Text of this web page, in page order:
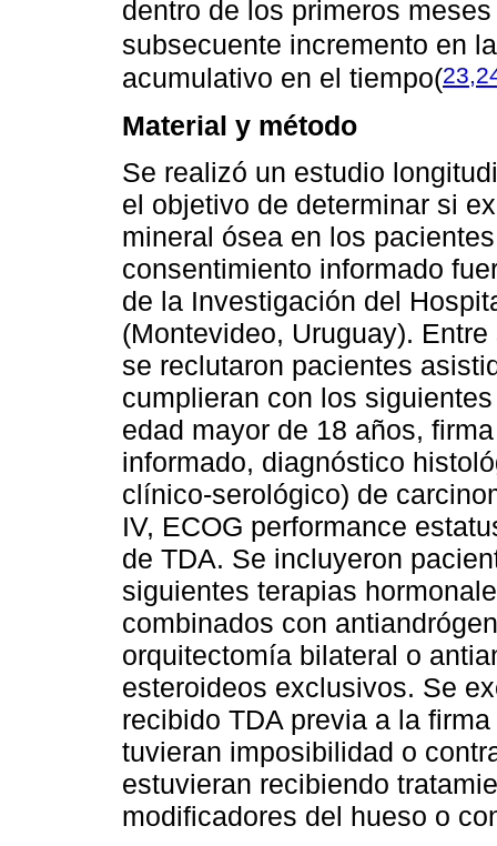
dentro de los primeros
subsecuente incremento en
acumulativo en el tiempo(
Material y método
Se realizó un estudio
el objetivo de determinar si
mineral ósea en los
consentimiento informado
de la Investigación del
(Montevideo, Uruguay).
se reclutaron pacientes
cumplieran con los
edad mayor de 18 años,
informado, diagnóstico
clínico-serológico) de
IV, ECOG performance
de TDA. Se incluyeron
siguientes terapias
combinados con
orquitectomía bilateral o
esteroideos exclusivos. Se
recibido TDA previa a la
tuvieran imposibilidad o
estuvieran recibiendo
modificadores del hueso o